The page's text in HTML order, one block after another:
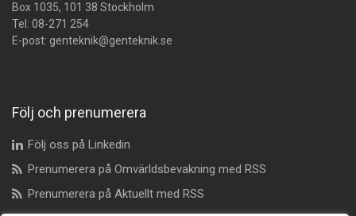
Box 1035, 101 38 Stockholm
Tel: 08-271 254
E-post: genteknik@genteknik.se
Följ och prenumerera
Följ oss på Linkedin
Prenumerera på Omvärldsbevakning med RSS
Prenumerera på Aktuellt med RSS